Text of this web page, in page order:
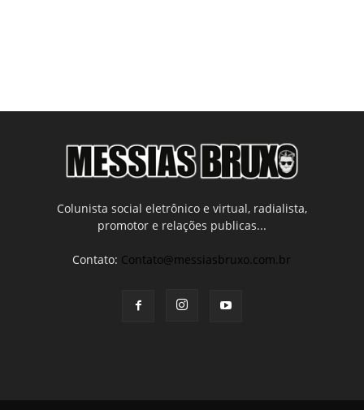
Colunista social eletrônico e virtual, radialista,
promotor e relações publicas...
Contato: Contato@messiasbruxo.com.br